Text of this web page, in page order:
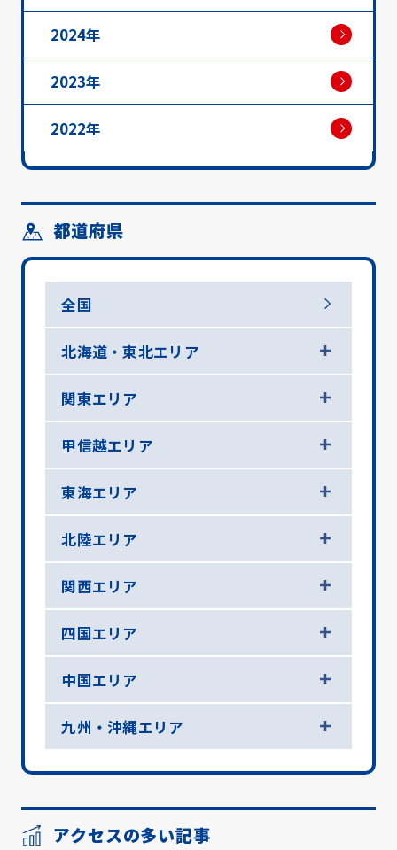
2024年
2023年
2022年
都道府県
全国
北海道・東北エリア
関東エリア
甲信越エリア
東海エリア
北陸エリア
関西エリア
四国エリア
中国エリア
九州・沖縄エリア
アクセスの多い記事